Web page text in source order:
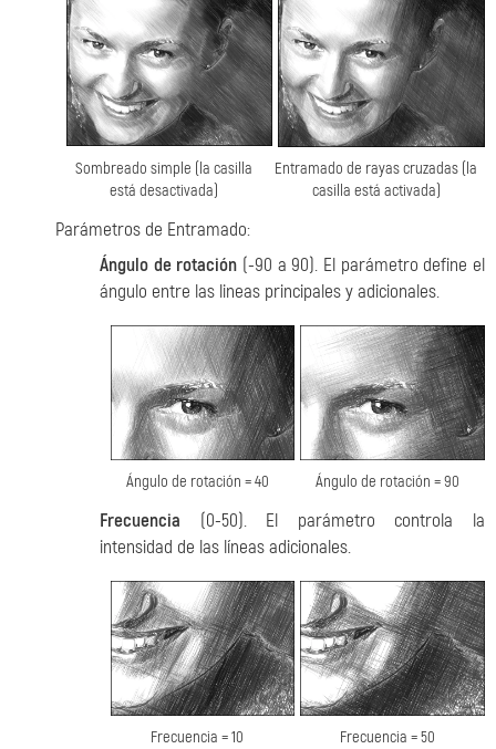
Sombreado simple (la casilla
está desactivada)
Entramado de rayas cruzadas (la
casilla está activada)
Parámetros de Entramado:
Ángulo de rotación (-90 a 90). El parámetro define el
ángulo entre las lineas principales y adicionales.
Ángulo de rotación = 40 Ángulo de rotación = 90
Frecuencia (0-50). El parámetro controla la
intensidad de las líneas adicionales.
Frecuencia = 10 Frecuencia = 50